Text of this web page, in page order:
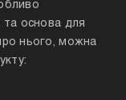
та основа для
нього, можна